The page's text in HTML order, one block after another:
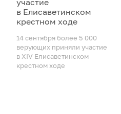
в Елисаветинском
крестном ходе
14 сентября более 5 000
верующих приняли участие
в XIV Елисаветинском
крестном ходе